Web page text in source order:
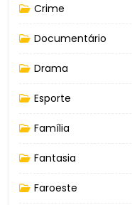
Crime
Documentário
Drama
Esporte
Família
Fantasia
Faroeste